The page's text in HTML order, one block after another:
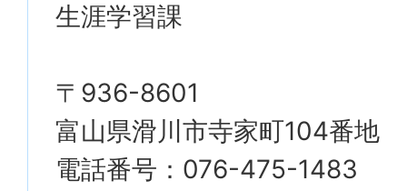
生涯学習課
〒936-8601
富山県滑川市寺家町104番地
電話番号：076-475-1483